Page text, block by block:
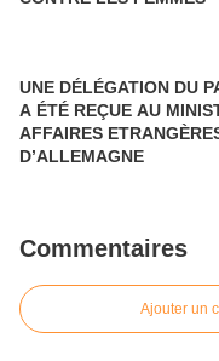
UNE DÉLÉGATION DU
A ÉTÉ REÇUE AU
AFFAIRES
D’ALLEMAGNE
Commentaires
Ajouter un